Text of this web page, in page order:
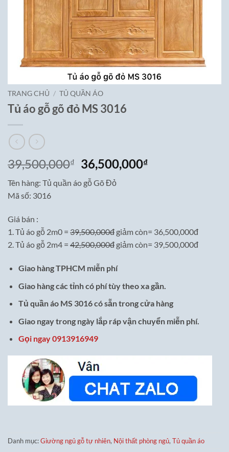
TRANG CHỦ / TỦ QUẦN ÁO
Tủ áo gỗ gõ đỏ MS 3016
39,500,000₫
Giá
gốc
là:
36,500,000₫Giá
Tên hàng: Tủ quần áo gỗ Gõ Đỏ
Mã số: 3016
Giá bán :
1. Tủ áo gỗ 2m0 = 39,500,000đ giảm còn= 36,500,000đ
2. Tủ áo gỗ 2m4 = 42,500,000đ giảm còn= 39,500,000đ
Giao hàng TPHCM miễn phí
Giao hàng các tỉnh có phí tùy theo xa gần.
Tủ quần áo MS 3016 có sẵn trong cửa hàng
Giao ngay trong ngày lắp ráp vận chuyển miễn phí.
Gọi ngay 0913916949
Danh mục:Giường ngủ gỗ tự nhiên, Nội thất phòng ngủ, Tủ quần áo